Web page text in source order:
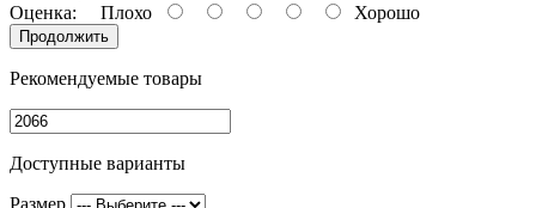
Оценка: Плохо Хорошо
Продолжить
Рекомендуемые товары
Доступные варианты
Размер